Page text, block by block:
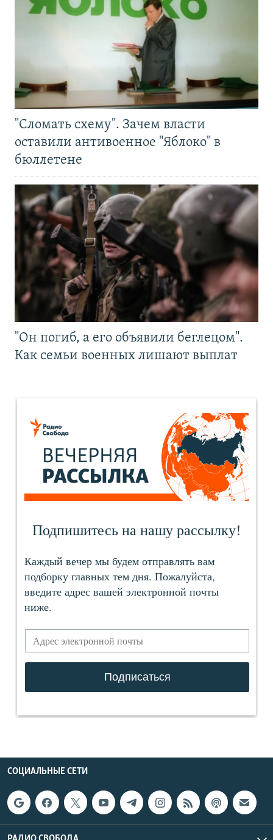
"Сломать схему". Зачем власти
оставили антивоенное "Яблоко" в
бюллетене
"Он погиб, а его объявили беглецом".
Как семьи военных лишают выплат
СОЦИАЛЬНЫЕ СЕТИ